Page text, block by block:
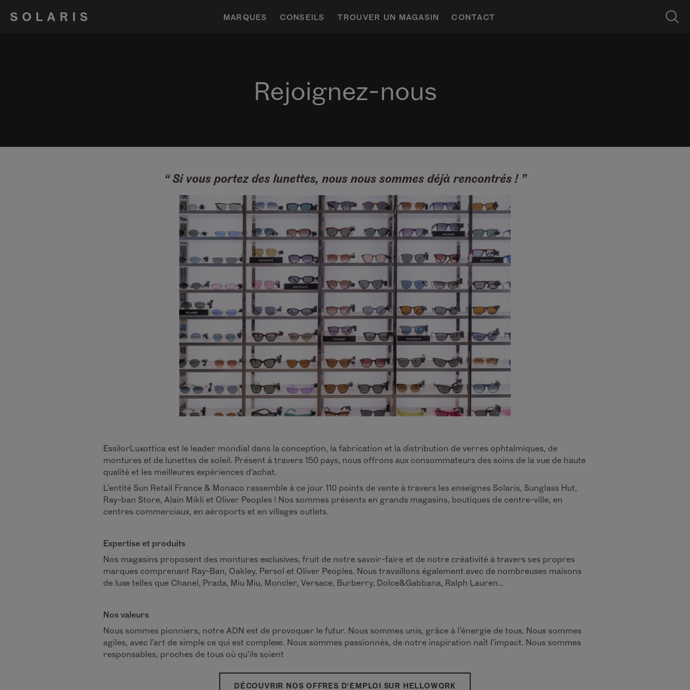
MARQUES CONSEILS TROUVER UN MAGASIN CONTACT
Rejoignez-nous
“ Si vous portez des lunettes, nous nous sommes déjà rencontrés ! ”
EssilorLuxottica est le leader mondial dans la conception, la fabrication et la distribution de verres ophtalmiques, de
montures et de lunettes de soleil. Présent à travers 150 pays, nous offrons aux consommateurs des soins de la vue de haute
qualité et les meilleures expériences d’achat.
L’entité Sun Retail France & Monaco rassemble à ce jour 110 points de vente à travers les enseignes Solaris, Sunglass Hut,
Ray-ban Store, Alain Mikli et Oliver Peoples ! Nos sommes présents en grands magasins, boutiques de centre-ville, en
centres commerciaux, en aéroports et en villages outlets.
Expertise et produits
Nos magasins proposent des montures exclusives, fruit de notre savoir-faire et de notre créativité à travers ses propres
marques comprenant Ray-Ban, Oakley, Persol et Oliver Peoples. Nous travaillons également avec de nombreuses maisons
de luxe telles que Chanel, Prada, Miu Miu, Moncler, Versace, Burberry, Dolce&Gabbana, Ralph Lauren…
Nos valeurs
Nous sommes pionniers, notre ADN est de provoquer le futur. Nous sommes unis, grâce à l’énergie de tous. Nous sommes
agiles, avec l’art de simple ce qui est complexe. Nous sommes passionnés, de notre inspiration naît l’impact. Nous sommes
responsables, proches de tous où qu’ils soient
DÉCOUVRIR NOS OFFRES D'EMPLOI SUR HELLOWORK